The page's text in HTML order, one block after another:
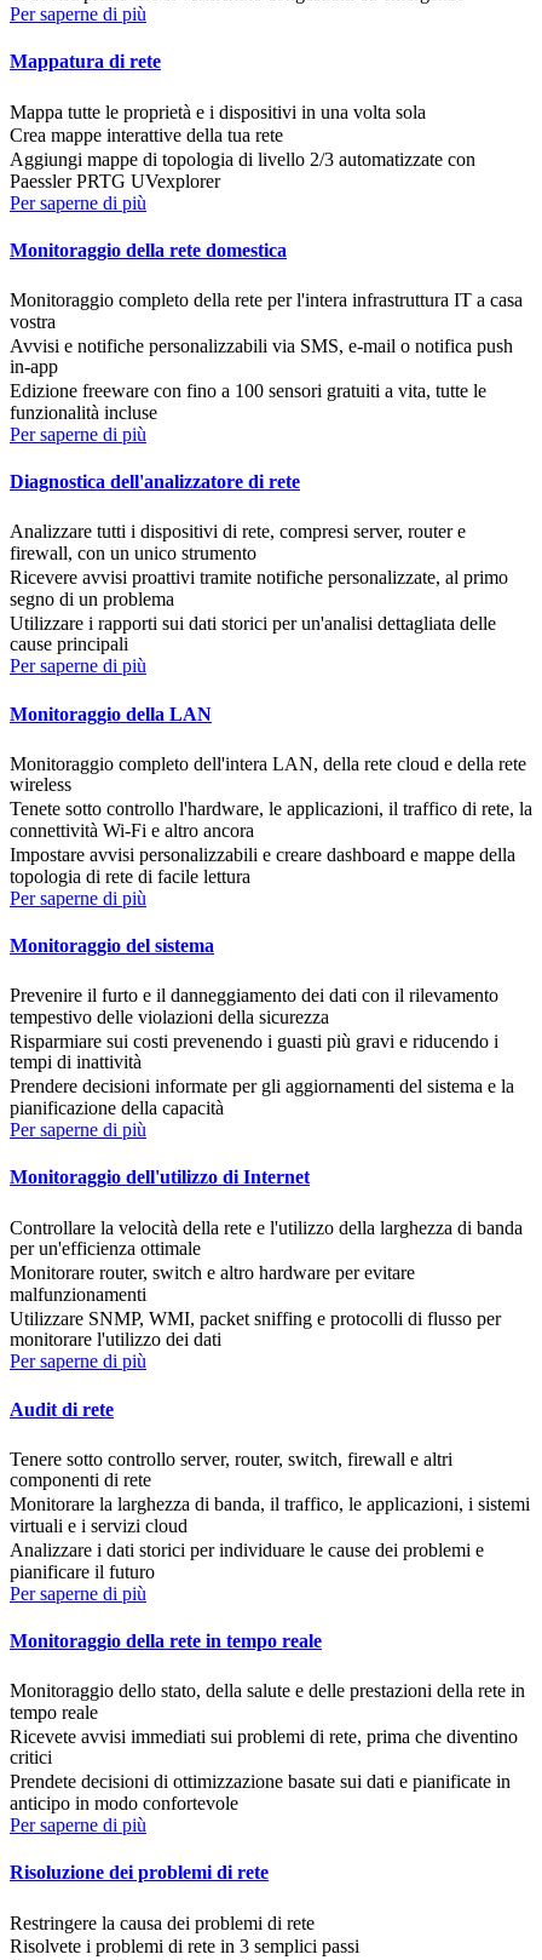
Per saperne di più
Mappatura di rete
Mappa tutte le proprietà e i dispositivi in una volta sola
Crea mappe interattive della tua rete
Aggiungi mappe di topologia di livello 2/3 automatizzate con
Paessler PRTG UVexplorer
Per saperne di più
Monitoraggio della rete domestica
Monitoraggio completo della rete per l'intera infrastruttura IT a casa
vostra
Avvisi e notifiche personalizzabili via SMS, e-mail o notifica push
in-app
Edizione freeware con fino a 100 sensori gratuiti a vita, tutte le
funzionalità incluse
Per saperne di più
Diagnostica dell'analizzatore di rete
Analizzare tutti i dispositivi di rete, compresi server, router e
firewall, con un unico strumento
Ricevere avvisi proattivi tramite notifiche personalizzate, al primo
segno di un problema
Utilizzare i rapporti sui dati storici per un'analisi dettagliata delle
cause principali
Per saperne di più
Monitoraggio della LAN
Monitoraggio completo dell'intera LAN, della rete cloud e della rete
wireless
Tenete sotto controllo l'hardware, le applicazioni, il traffico di rete, la
connettività Wi-Fi e altro ancora
Impostare avvisi personalizzabili e creare dashboard e mappe della
topologia di rete di facile lettura
Per saperne di più
Monitoraggio del sistema
Prevenire il furto e il danneggiamento dei dati con il rilevamento
tempestivo delle violazioni della sicurezza
Risparmiare sui costi prevenendo i guasti più gravi e riducendo i
tempi di inattività
Prendere decisioni informate per gli aggiornamenti del sistema e la
pianificazione della capacità
Per saperne di più
Monitoraggio dell'utilizzo di Internet
Controllare la velocità della rete e l'utilizzo della larghezza di banda
per un'efficienza ottimale
Monitorare router, switch e altro hardware per evitare
malfunzionamenti
Utilizzare SNMP, WMI, packet sniffing e protocolli di flusso per
monitorare l'utilizzo dei dati
Per saperne di più
Audit di rete
Tenere sotto controllo server, router, switch, firewall e altri
componenti di rete
Monitorare la larghezza di banda, il traffico, le applicazioni, i sistemi
virtuali e i servizi cloud
Analizzare i dati storici per individuare le cause dei problemi e
pianificare il futuro
Per saperne di più
Monitoraggio della rete in tempo reale
Monitoraggio dello stato, della salute e delle prestazioni della rete in
tempo reale
Ricevete avvisi immediati sui problemi di rete, prima che diventino
critici
Prendete decisioni di ottimizzazione basate sui dati e pianificate in
anticipo in modo confortevole
Per saperne di più
Risoluzione dei problemi di rete
Restringere la causa dei problemi di rete
Risolvete i problemi di rete in 3 semplici passi